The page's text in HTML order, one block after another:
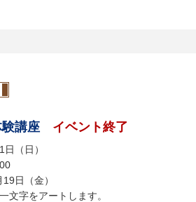
講座 イベント終了
（日）
日（金）
文字をアートします。